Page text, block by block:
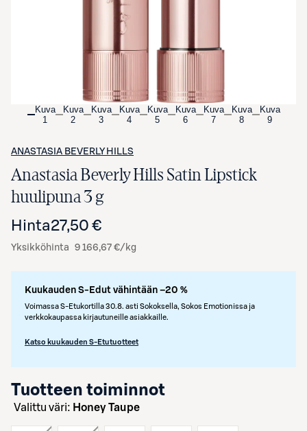
Kuva
1
Kuva
2
Kuva
3
Kuva
4
Kuva
5
Kuva
6
Kuva
7
Kuva
8
Kuva
9
ANASTASIA BEVERLY HILLS
Anastasia Beverly Hills Satin Lipstick
huulipuna 3 g
Hinta27,50 €
Yksikköhinta 9 166,67 €/kg
Kuukauden S-Edut vähintään –20 %
Voimassa S-Etukortilla 30.8. asti Sokoksella, Sokos Emotionissa ja
verkkokaupassa kirjautuneille asiakkaille.
Katso kuukauden S-Etutuotteet
Tuotteen toiminnot
Valittu väri: Honey Taupe